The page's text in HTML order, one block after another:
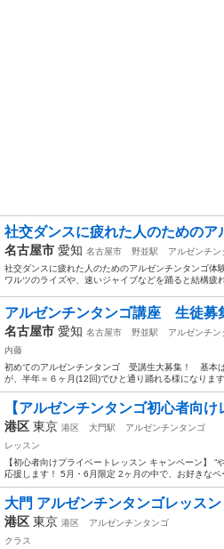
社交ダンスに疲れた人のための
名古屋市 愛知 名古屋市 野並駅
アルゼンチン
社交ダンスに疲れた人のためのアルゼンチンタンゴ
ワルツのライズや、速いジャイブなどを踊ると結構疲
アルゼンチンタンゴ講座 生徒募
名古屋市 愛知 名古屋市 野並駅
アルゼンチン
内藤
初めてのアルゼンチンタンゴ 受講生大募集！ 基本
が、半年＝６ヶ月(12回)でひと通り踊れる様になりま
【アルゼンチンタンゴ初心者向け
港区 東京 港区 大門駅
アルゼンチンタンゴ
レッスン
【初心者向けプライベートレッスン キャンペーン】
応援します！ 5月・6月限定 2ヶ月の中で、お好きな
大門 アルゼンチンタンゴレッスン
港区 東京 港区
アルゼンチンタンゴ
クラス